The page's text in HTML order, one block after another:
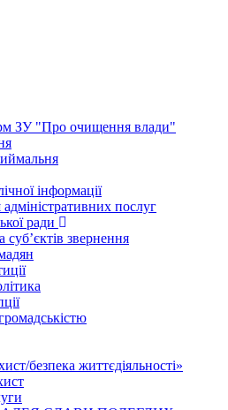
ЗУ "Про очищення влади"
інформації
послуг
ради
суб’єктів звернення
безпека життєдіяльності»